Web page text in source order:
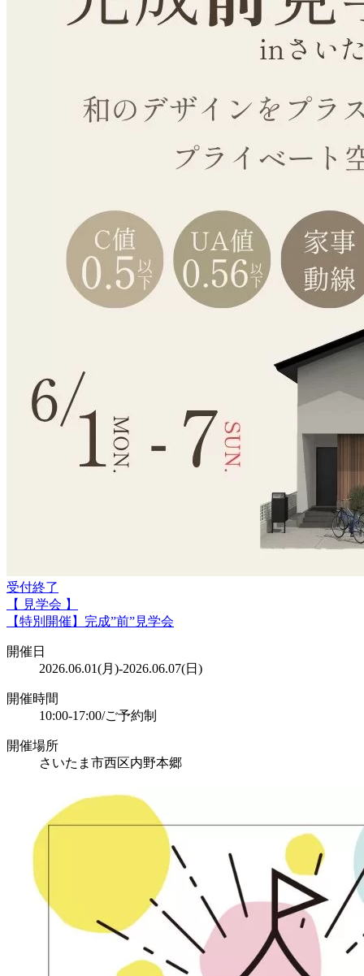
受付終了
【 見学会 】
【特別開催】完成”前”見学会
開催日
2026.06.01(月)-2026.06.07(日)
開催時間
10:00-17:00/ご予約制
開催場所
さいたま市西区内野本郷